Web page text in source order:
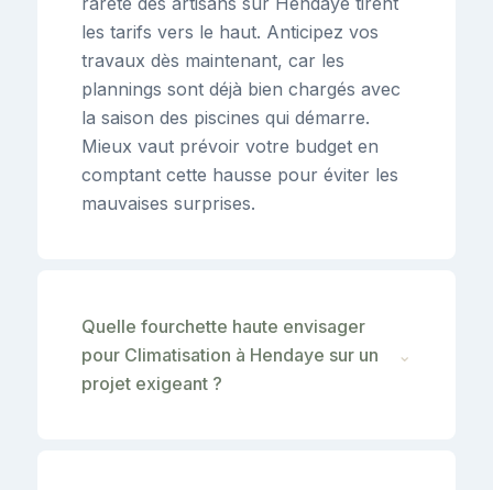
les tarifs vers le haut. Anticipez vos
travaux dès maintenant, car les
plannings sont déjà bien chargés avec
la saison des piscines qui démarre.
Mieux vaut prévoir votre budget en
comptant cette hausse pour éviter les
mauvaises surprises.
Quelle fourchette haute envisager
pour Climatisation à Hendaye sur un
projet exigeant ?
⌄